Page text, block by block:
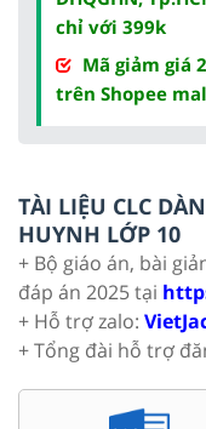
chỉ với 399k
Mã giảm giá
trên Shopee
TÀI LIỆU CLC
HUYNH LỚP 10
+ Bộ giáo án, bài
đáp án 2025 tại
+ Hỗ trợ zalo:
+ Tổng đài hỗ trợ